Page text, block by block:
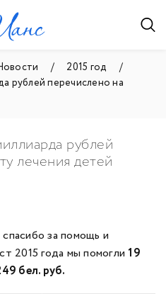
2015 год
рублей перечислено на
рублей
лечения детей
за помощь и
2015 года мы помогли19
бел. руб.